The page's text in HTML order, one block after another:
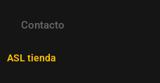
Contacto
ASL tienda